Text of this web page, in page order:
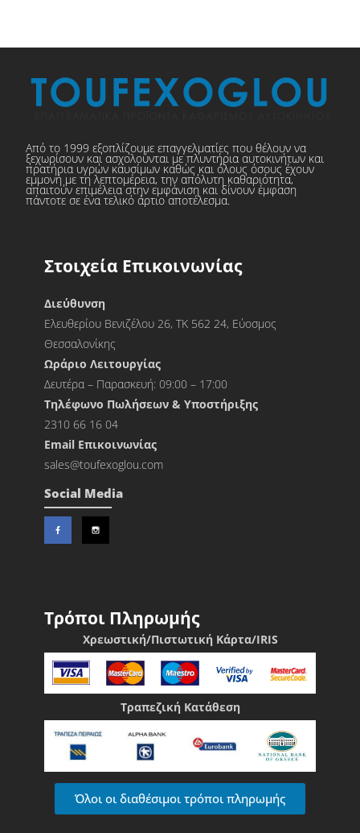
Από το 1999 εξοπλίζουμε επαγγελματίες που θέλουν να
ξεχωρίσουν και ασχολούνται με πλυντήρια αυτοκινήτων και
πρατήρια υγρών καυσίμων καθώς και όλους όσους έχουν
εμμονή με τη λεπτομέρεια, την απόλυτη καθαριότητα,
απαιτούν επιμέλεια στην εμφάνιση και δίνουν έμφαση
πάντοτε σε ένα τελικό άρτιο αποτέλεσμα.
Στοιχεία Επικοινωνίας
Διεύθυνση
Ελευθερίου Βενιζέλου 26, ΤΚ 562 24, Εύοσμος
Θεσσαλονίκης
Ωράριο Λειτουργίας
Δευτέρα – Παρασκευή: 09:00 – 17:00
Τηλέφωνο Πωλήσεων & Υποστήριξης
2310 66 16 04
Εmail Επικοινωνίας
sales@toufexoglou.com
Social Media
Τρόποι Πληρωμής
Χρεωστική/Πιστωτική Κάρτα/IRIS
Τραπεζική Κατάθεση
Όλοι οι διαθέσιμοι τρόποι πληρωμής